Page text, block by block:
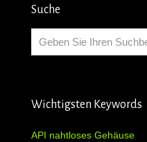
Suche
Wichtigsten Keywords
API nahtloses Gehäuse